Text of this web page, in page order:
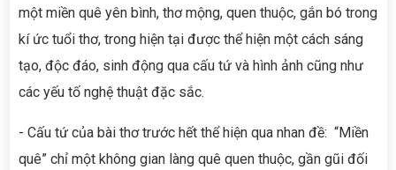
một miền quê yên bình, thơ mộng, quen thuộc, gắn bó trong
kí ức tuổi thơ, trong hiện tại được thể hiện một cách sáng
tạo, độc đáo, sinh động qua cấu tứ và hình ảnh cũng như
các yếu tố nghệ thuật đặc sắc.
- Cấu tứ của bài thơ trước hết thể hiện qua nhan đề: “Miền
quê” chỉ một không gian làng quê quen thuộc, gần gũi đối